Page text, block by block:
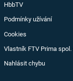
HbbTV
Podmínky užívání
Cookies
Vlastník FTV Prima spol.
Nahlásit chybu